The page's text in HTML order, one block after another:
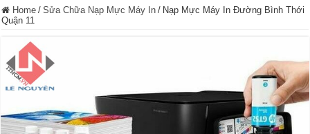
Home / Sửa Chữa Nạp Mực Máy In / Nạp Mực Máy In Đường Bình Thới
Quận 11